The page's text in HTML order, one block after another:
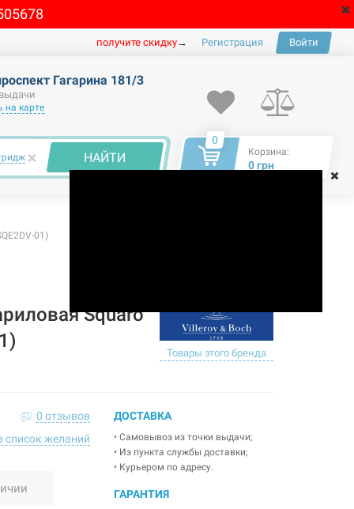
получите скидку→ Регистрация Войти
Гагарина 181/3
на карте
× НАЙТИ
0
Корзина:
0 грн
01)
Squaro
Товары этого бренда
0 отзывов
список желаний
ДОСТАВКА
• Самовывоз из точки выдачи;
• Из пункта службы доставки;
• Курьером по адресу.
ГАРАНТИЯ